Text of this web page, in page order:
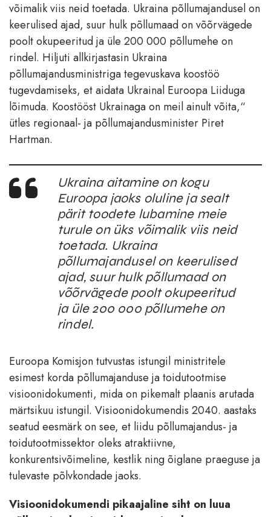
võimalik viis neid toetada. Ukraina põllumajandusel on
keerulised ajad, suur hulk põllumaad on võõrvägede
poolt okupeeritud ja üle 200 000 põllumehe on
rindel. Hiljuti allkirjastasin Ukraina
põllumajandusministriga tegevuskava koostöö
tugevdamiseks, et aidata Ukrainal Euroopa Liiduga
lõimuda. Koostööst Ukrainaga on meil ainult võita,“
ütles regionaal- ja põllumajandusminister Piret
Hartman.
Ukraina aitamine on kogu
Euroopa jaoks oluline ja sealt
pärit toodete lubamine meie
turule on üks võimalik viis neid
toetada. Ukraina
põllumajandusel on keerulised
ajad, suur hulk põllumaad on
võõrvägede poolt okupeeritud
ja üle 200 000 põllumehe on
rindel.
Euroopa Komisjon tutvustas istungil ministritele
esimest korda põllumajanduse ja toidutootmise
visioonidokumenti, mida on pikemalt plaanis arutada
märtsikuu istungil. Visioonidokumendis 2040. aastaks
seatud eesmärk on see, et liidu põllumajandus- ja
toidutootmissektor oleks atraktiivne,
konkurentsivõimeline, kestlik ning õiglane praeguse ja
tulevaste põlvkondade jaoks.
Visioonidokumendi pikaajaline siht on luua